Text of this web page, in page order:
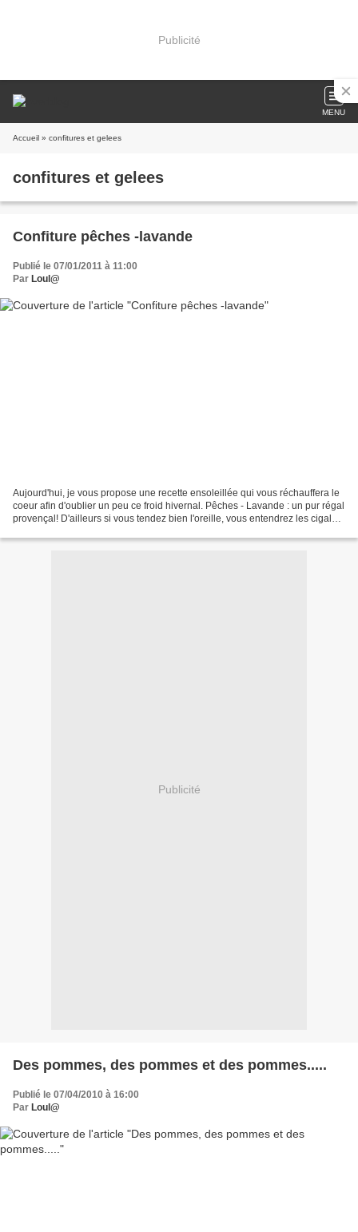
Publicité
MENU
Accueil » confitures et gelees
confitures et gelees
Confiture pêches -lavande
Publié le 07/01/2011 à 11:00
Par Loul@
Aujourd'hui, je vous propose une recette ensoleillée qui vous réchauffera le
coeur afin d'oublier un peu ce froid hivernal. Pêches - Lavande : un pur régal
provençal! D'ailleurs si vous tendez bien l'oreille, vous entendrez les cigales
Publicité
Des pommes, des pommes et des pommes.....
Publié le 07/04/2010 à 16:00
Par Loul@